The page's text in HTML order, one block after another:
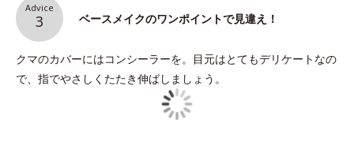
Advice
3 ベースメイクのワンポイントで見違え！
クマのカバーにはコンシーラーを。目元はとてもデリケートなの
で、指でやさしくたたき伸ばしましょう。